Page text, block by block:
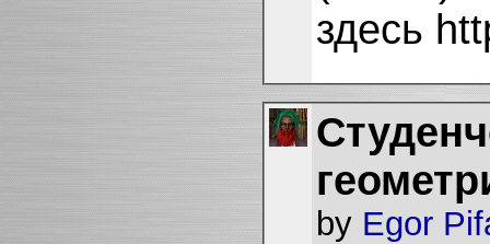
здесь
by Egor